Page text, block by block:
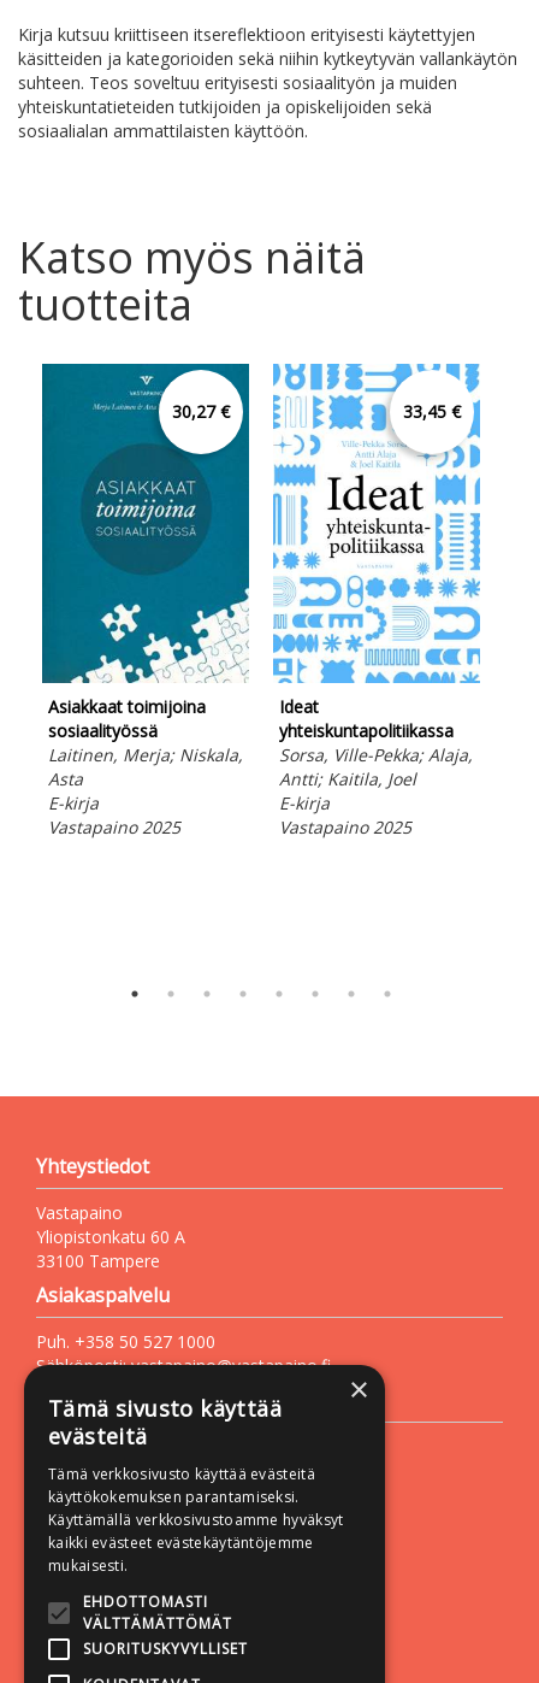
Kirja kutsuu kriittiseen itsereflektioon erityisesti käytettyjen
käsitteiden ja kategorioiden sekä niihin kytkeytyvän vallankäytön
suhteen. Teos soveltuu erityisesti sosiaalityön ja muiden
yhteiskuntatieteiden tutkijoiden ja opiskelijoiden sekä
sosiaalialan ammattilaisten käyttöön.
Katso myös näitä
tuotteita
30,27 €
Asiakkaat toimijoina
sosiaalityössä
Laitinen, Merja; Niskala,
Asta
E-kirja
Vastapaino 2025
33,45 €
Ideat
yhteiskuntapolitiikassa
Sorsa, Ville-Pekka; Alaja,
Antti; Kaitila, Joel
E-kirja
Vastapaino 2025
Yhteystiedot
Vastapaino
Yliopistonkatu 60 A
33100 Tampere
Asiakaspalvelu
Puh. +358 50 527 1000
Sähköposti:vastapaino@vastapaino.fi
Lisätietoa
Toimitusehdot
Käyttöohjeet
Tietosuojaseloste
Saavutettavuusseloste
×
Tämä sivusto käyttää
evästeitä
Tämä verkkosivusto käyttää evästeitä
käyttökokemuksen parantamiseksi.
Käyttämällä verkkosivustoamme hyväksyt
kaikki evästeet evästekäytäntöjemme
mukaisesti.
EHDOTTOMASTI
VÄLTTÄMÄTTÖMÄT
SUORITUSKYVYLLISET